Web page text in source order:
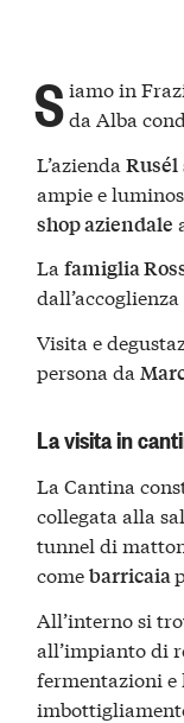
Siamo in
da Alba
L’aziendaRusél
ampie e
shop aziendale
Lafamiglia
Visita e
persona da
La visita in
La Cantina
collegata alla
tunnel di
comebarricaia
All’interno si
all’impianto di
fermentazioni e